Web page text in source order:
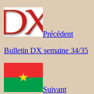
Précédent
Bulletin DX semaine 34/35
Suivant